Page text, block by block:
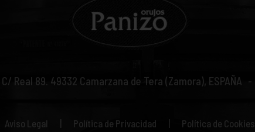
C/ Real 89. 49332 Camarzana de Tera (Zamora), ESPAÑA
Aviso Legal Política de Privacidad Política de Cookies